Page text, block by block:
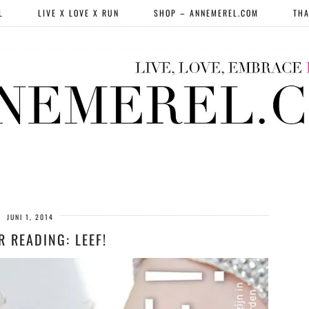
LIVE X LOVE X RUN SHOP – ANNEMEREL.COM
JUNI 1, 2014
READING: LEEF!